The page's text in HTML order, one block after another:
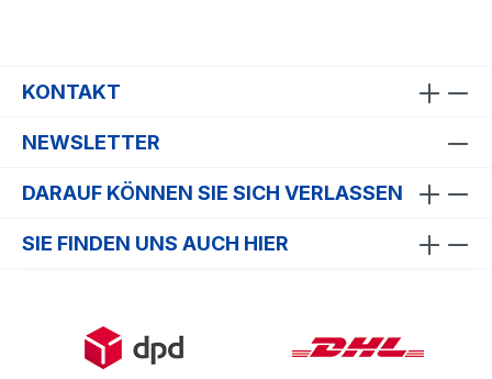
KONTAKT
NEWSLETTER
DARAUF KÖNNEN SIE SICH VERLASSEN
SIE FINDEN UNS AUCH HIER